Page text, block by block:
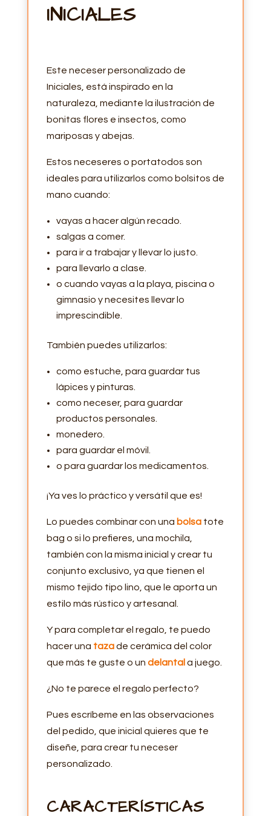
INICIALES
Este neceser personalizado de
Iniciales, está inspirado en la
naturaleza, mediante la ilustración de
bonitas flores e insectos, como
mariposas y abejas.
Estos neceseres o portatodos son
ideales para utilizarlos como bolsitos de
mano cuando:
vayas a hacer algún recado.
salgas a comer.
para ir a trabajar y llevar lo justo.
para llevarlo a clase.
o cuando vayas a la playa, piscina o
gimnasio y necesites llevar lo
imprescindible.
También puedes utilizarlos:
como estuche, para guardar tus
lápices y pinturas.
como neceser, para guardar
productos personales.
monedero.
para guardar el móvil.
o para guardar los medicamentos.
¡Ya ves lo práctico y versátil que es!
Lo puedes combinar con una bolsa tote
bag o si lo prefieres, una mochila,
también con la misma inicial y crear tu
conjunto exclusivo, ya que tienen el
mismo tejido tipo lino, que le aporta un
estilo más rústico y artesanal.
Y para completar el regalo, te puedo
hacer una taza de cerámica del color
que más te guste o un delantal a juego.
¿No te parece el regalo perfecto?
Pues escríbeme en las observaciones
del pedido, que inicial quieres que te
diseñe, para crear tu neceser
personalizado.
CARACTERÍSTICAS